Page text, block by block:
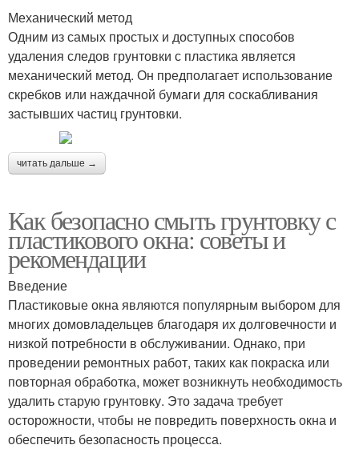
Механический метод
Одним из самых простых и доступных способов
удаления следов грунтовки с пластика является
механический метод. Он предполагает использование
скребков или наждачной бумаги для соскабливания
застывших частиц грунтовки.
читать дальше →
Как безопасно смыть грунтовку с
пластикового окна: советы и
рекомендации
Введение
Пластиковые окна являются популярным выбором для
многих домовладельцев благодаря их долговечности и
низкой потребности в обслуживании. Однако, при
проведении ремонтных работ, таких как покраска или
повторная обработка, может возникнуть необходимость
удалить старую грунтовку. Это задача требует
осторожности, чтобы не повредить поверхность окна и
обеспечить безопасность процесса.